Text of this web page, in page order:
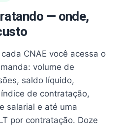
— onde,
CNAE você acessa o
volume de
saldo líquido,
de contratação,
salarial e até uma
por contratação. Doze